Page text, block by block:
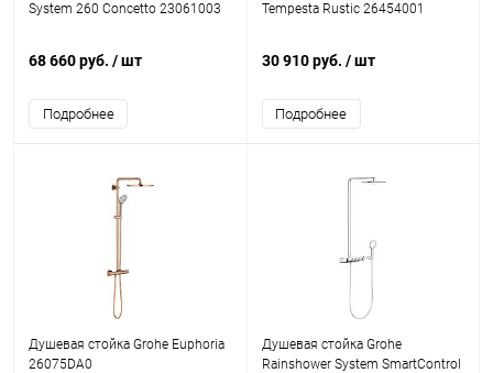
System 260 Concetto 23061003
68 660 руб. / шт
Подробнее
Tempesta Rustic 26454001
30 910 руб. / шт
Подробнее
Душевая стойка Grohe Euphoria
26075DA0
Душевая стойка Grohe
Rainshower System SmartControl